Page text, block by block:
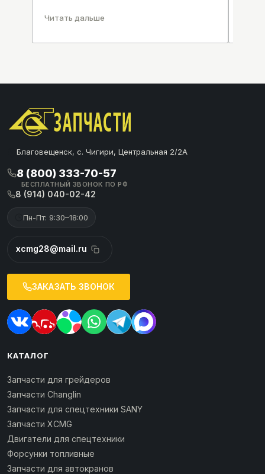
Читать дальше
Благовещенск, с. Чигири, Центральная 2/2А
8 (800) 333-70-57
БЕСПЛАТНЫЙ ЗВОНОК ПО РФ
8 (914) 040-02-42
Пн-Пт: 9:30–18:00
xcmg28@mail.ru
ЗАКАЗАТЬ ЗВОНОК
КАТАЛОГ
Запчасти для грейдеров
Запчасти Changlin
Запчасти для спецтехники SANY
Запчасти XCMG
Двигатели для спецтехники
Форсунки топливные
Запчасти для автокранов